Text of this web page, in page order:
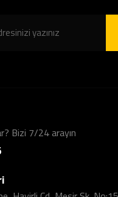
Bizi 7/24 arayın